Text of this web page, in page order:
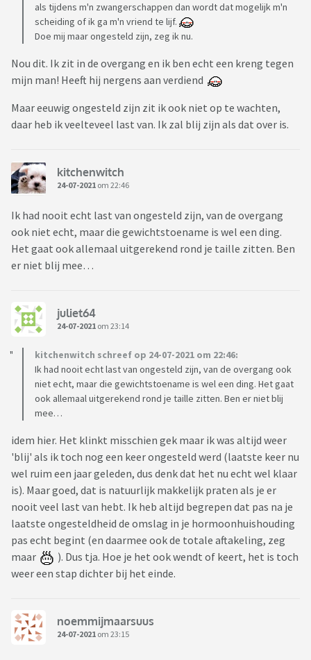
als tijdens m'n zwangerschappen dan wordt dat mogelijk m'n
scheiding of ik ga m'n vriend te lijf.
Doe mij maar ongesteld zijn, zeg ik nu.
Nou dit. Ik zit in de overgang en ik ben echt een kreng tegen
mijn man! Heeft hij nergens aan verdiend
Maar eeuwig ongesteld zijn zit ik ook niet op te wachten,
daar heb ik veelteveel last van. Ik zal blij zijn als dat over is.
kitchenwitch
24-07-2021 om 22:46
Ik had nooit echt last van ongesteld zijn, van de overgang
ook niet echt, maar die gewichtstoename is wel een ding.
Het gaat ook allemaal uitgerekend rond je taille zitten. Ben
er niet blij mee…
juliet64
24-07-2021 om 23:14
kitchenwitch schreef op 24-07-2021 om 22:46:
Ik had nooit echt last van ongesteld zijn, van de overgang ook
niet echt, maar die gewichtstoename is wel een ding. Het gaat
ook allemaal uitgerekend rond je taille zitten. Ben er niet blij
mee…
idem hier. Het klinkt misschien gek maar ik was altijd weer
'blij' als ik toch nog een keer ongesteld werd (laatste keer nu
wel ruim een jaar geleden, dus denk dat het nu echt wel klaar
is). Maar goed, dat is natuurlijk makkelijk praten als je er
nooit veel last van hebt. Ik heb altijd begrepen dat pas na je
laatste ongesteldheid de omslag in je hormoonhuishouding
pas echt begint (en daarmee ook de totale aftakeling, zeg
maar
). Dus tja. Hoe je het ook wendt of keert, het is toch
weer een stap dichter bij het einde.
noemmijmaarsuus
24-07-2021 om 23:15